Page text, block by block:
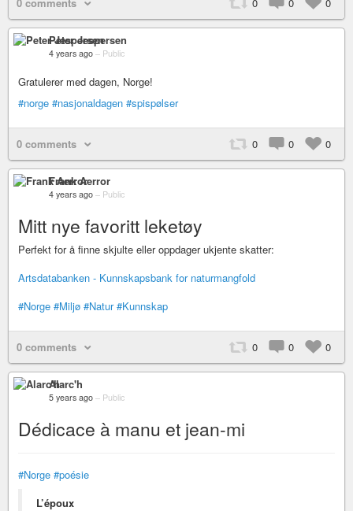
Peter Jespersen
4 years ago – Public
Gratulerer med dagen, Norge!
#norge #nasjonaldagen #spispølser
0 comments 0 0 0
Frank Aerror
4 years ago – Public
Mitt nye favoritt leketøy
Perfekt for å finne skjulte eller oppdager ukjente skatter:
Artsdatabanken - Kunnskapsbank for naturmangfold
#Norge #Miljø #Natur #Kunnskap
0 comments 0 0 0
Alarc'h
5 years ago – Public
Dédicace à manu et jean-mi
#Norge #poésie
L’époux